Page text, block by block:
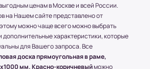
составляет 700-1500
от месторасположения
стоимости доставки
по телефону: +7 (977)
ценам в Москве и всей России.
на Нашем сайте представлено от
можно чаще всего можно выбрать
дополнительные характеристики, которые
для Вашего запроса. Все
доска прямоугольная в раме,
мм. Красно-коричневыйможно